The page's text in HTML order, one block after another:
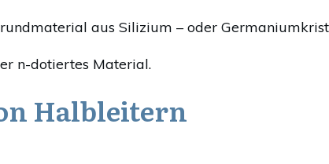
aus Silizium – oder
n-dotiertes Material.
Halbleitern